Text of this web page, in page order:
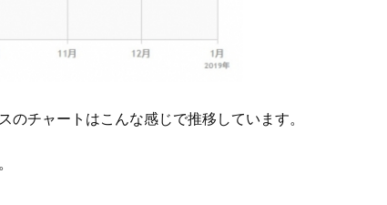
チャートはこんな感じで推移しています。